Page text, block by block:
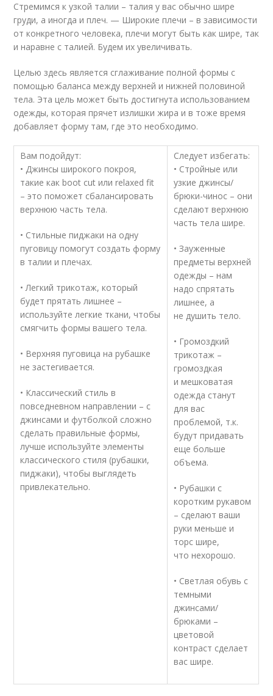
Стремимся к узкой талии – талия у вас обычно шире
груди, а иногда и плеч. — Широкие плечи – в зависимости
от конкретного человека, плечи могут быть как шире, так
и наравне с талией. Будем их увеличивать.
Целью здесь является сглаживание полной формы с
помощью баланса между верхней и нижней половиной
тела. Эта цель может быть достигнута использованием
одежды, которая прячет излишки жира и в тоже время
добавляет форму там, где это необходимо.
Вам подойдут:
• Джинсы широкого покроя,
такие как boot cut или relaxed fit
– это поможет сбалансировать
верхнюю часть тела.
• Стильные пиджаки на одну
пуговицу помогут создать форму
в талии и плечах.
• Легкий трикотаж, который
будет прятать лишнее –
используйте легкие ткани, чтобы
смягчить формы вашего тела.
• Верхняя пуговица на рубашке
не застегивается.
• Классический стиль в
повседневном направлении – с
джинсами и футболкой сложно
сделать правильные формы,
лучше используйте элементы
классического стиля (рубашки,
пиджаки), чтобы выглядеть
привлекательно.
Следует избегать:
• Стройные или
узкие джинсы/
брюки-чинос – они
сделают верхнюю
часть тела шире.
• Зауженные
предметы верхней
одежды – нам
надо спрятать
лишнее, а
не душить тело.
• Громоздкий
трикотаж –
громоздкая
и мешковатая
одежда станут
для вас
проблемой, т.к.
будут придавать
еще больше
объема.
• Рубашки с
коротким рукавом
– сделают ваши
руки меньше и
торс шире,
что нехорошо.
• Светлая обувь с
темными
джинсами/
брюками –
цветовой
контраст сделает
вас шире.